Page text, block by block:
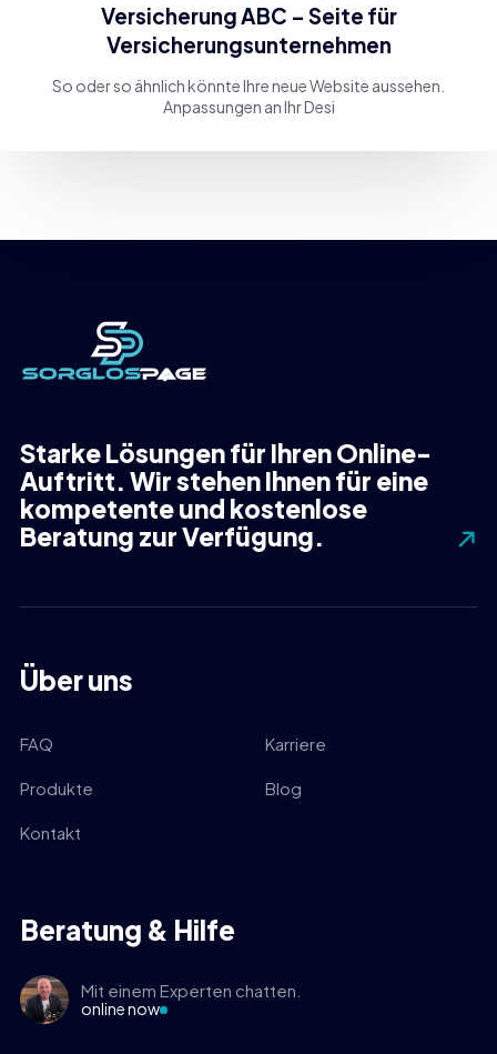
Versicherung ABC – Seite für
Versicherungsunternehmen
So oder so ähnlich könnte Ihre neue Website aussehen.
Anpassungen an Ihr Desi
Starke Lösungen für Ihren Online-
Auftritt. Wir stehen Ihnen für eine
kompetente und kostenlose
Beratung zur Verfügung.
Über uns
FAQ Karriere
Produkte Blog
Kontakt
Beratung & Hilfe
Mit einem Experten chatten.
online now